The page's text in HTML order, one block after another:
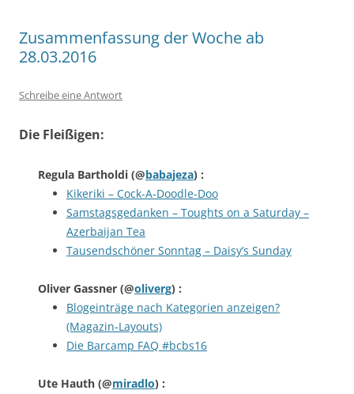
Zusammenfassung der Woche ab
28.03.2016
Schreibe eine Antwort
Die Fleißigen:
Regula Bartholdi (@babajeza) :
Kikeriki – Cock-A-Doodle-Doo
Samstagsgedanken – Toughts on a Saturday –
Azerbaijan Tea
Tausendschöner Sonntag – Daisy’s Sunday
Oliver Gassner (@oliverg) :
Blogeinträge nach Kategorien anzeigen?
(Magazin-Layouts)
Die Barcamp FAQ #bcbs16
Ute Hauth (@miradlo) :